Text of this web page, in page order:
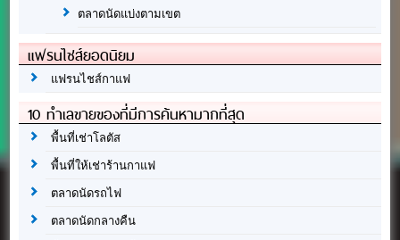
ตลาดนัดแบ่งตามเขต
แฟรนไชส์ยอดนิยม
แฟรนไชส์กาแฟ
10 ทำเลขายของที่มีการค้นหามากที่สุด
พื้นที่เช่าโลตัส
พื้นที่ให้เช่าร้านกาแฟ
ตลาดนัดรถไฟ
ตลาดนัดกลางคืน